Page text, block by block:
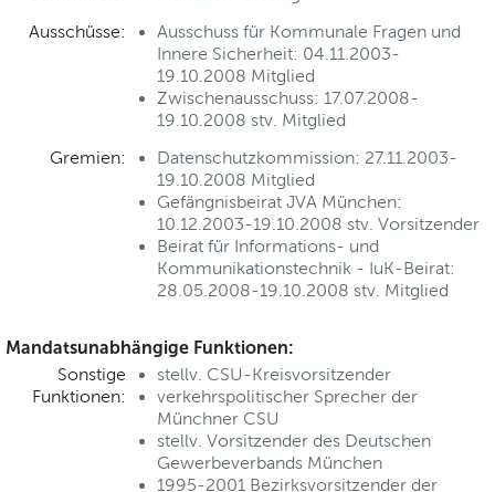
Ausschüsse:
Ausschuss für Kommunale Fragen und
Innere Sicherheit: 04.11.2003-
19.10.2008 Mitglied
Zwischenausschuss: 17.07.2008-
19.10.2008 stv. Mitglied
Gremien:
Datenschutzkommission: 27.11.2003-
19.10.2008 Mitglied
Gefängnisbeirat JVA München:
10.12.2003-19.10.2008 stv. Vorsitzender
Beirat für Informations- und
Kommunikationstechnik - IuK-Beirat:
28.05.2008-19.10.2008 stv. Mitglied
Mandatsunabhängige Funktionen:
Sonstige
Funktionen:
stellv. CSU-Kreisvorsitzender
verkehrspolitischer Sprecher der
Münchner CSU
stellv. Vorsitzender des Deutschen
Gewerbeverbands München
1995-2001 Bezirksvorsitzender der